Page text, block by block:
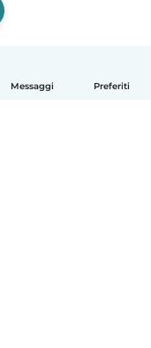
Messaggi Preferiti